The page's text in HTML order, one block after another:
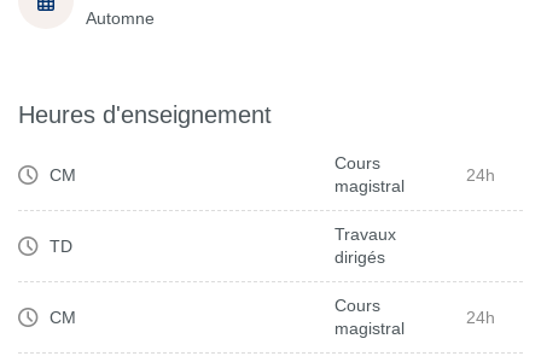
Automne
Heures d'enseignement
CM
Cours
magistral
24h
TD
Travaux
dirigés
CM
Cours
magistral
24h